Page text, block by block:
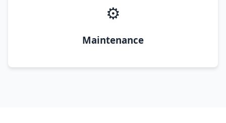
⚙️
Maintenance